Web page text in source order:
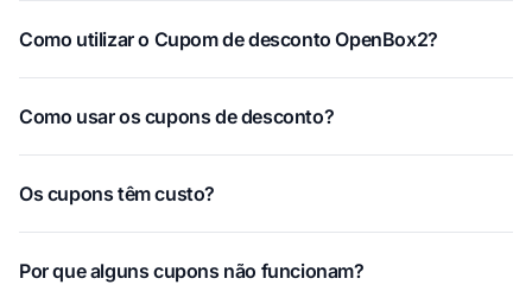
Como utilizar o Cupom de desconto OpenBox2?
Como usar os cupons de desconto?
Os cupons têm custo?
Por que alguns cupons não funcionam?